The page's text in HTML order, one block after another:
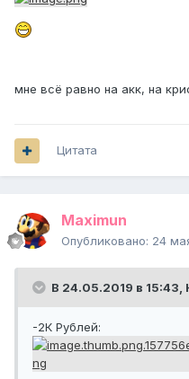
мне всё равно на акк, на
Цитата
Maximun
Опубликовано: 24
В 24.05.2019 в 15:43,
-2К Рублей: